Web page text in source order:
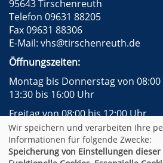
95643 Tirschenreuth
Telefon 09631 88205
Fax 09631 88306
E-Mail: vhs@tirschenreuth.de
Öffnungszeiten:
Montag bis Donnerstag von
13:30 bis 16:00 Uhr
Freitag von 08:00 bis 12:00 Uhr
Impressum
AGB
Datenschutzerklärung
Wir speichern und verarbeiten Ihre
Informationen für folgende Zwecke:
Speicherung von Einstellungen